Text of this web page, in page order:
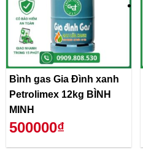
Bình gas Gia Đình xanh
Petrolimex 12kg BÌNH
MINH
500000₫